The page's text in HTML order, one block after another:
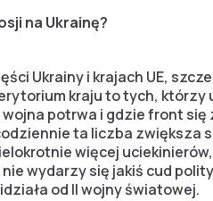
na Ukrainę?
Ukrainy i krajach UE,
kraju to tych, którzy
potrwa i gdzie front
ta liczba zwiększa
więcej
wydarzy się jakiś cud
od II wojny światowej.